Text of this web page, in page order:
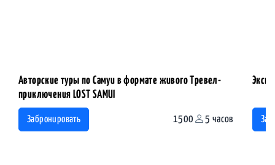
Авторские туры по Самуи в формате живого Тревел-
приключения LOST SAMUI
Забронировать 1500 5 часов